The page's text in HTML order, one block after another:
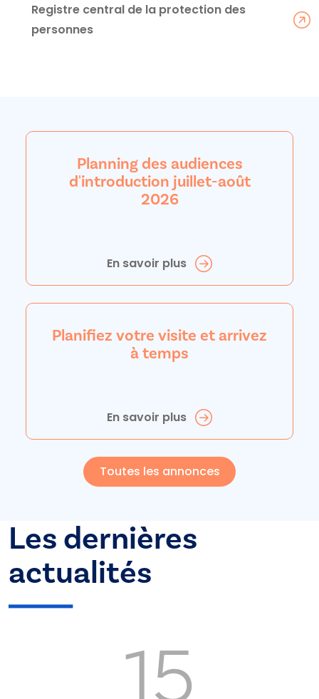
Registre central de la protection des
personnes
Planning des audiences
d'introduction juillet-août
2026
En savoir plus
Planifiez votre visite et arrivez
à temps
En savoir plus
Toutes les annonces
Les dernières
actualités
15